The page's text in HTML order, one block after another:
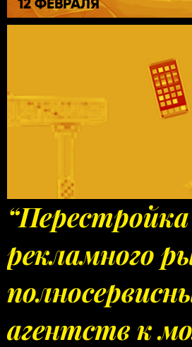
рекламного
агентств к